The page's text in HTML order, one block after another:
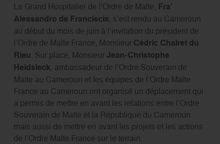
Le Grand Hospitalier de l’Ordre de Malte, Fra’
Alessandro de Franciscis, s’est rendu au Cameroun
au début du mois de juin à l’invitation du président de
l’Ordre de Malte France, Monsieur Cédric Chalret du
Rieu. Sur place, Monsieur Jean-Christophe
Heidsieck, ambassadeur de l’Ordre Souverain de
Malte au Cameroun et les équipes de l’Ordre Malte
France au Cameroun ont organisé un déplacement qui
a permis de mettre en avant les relations entre l’Ordre
Souverain de Malte et la République du Cameroun
mais aussi de mettre en avant les projets et les actions
de l’Ordre Malte France sur le terrain.